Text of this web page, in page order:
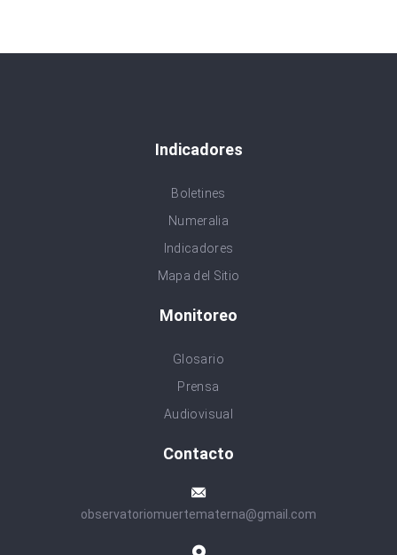
Indicadores
Boletines
Numeralia
Indicadores
Mapa del Sitio
Monitoreo
Glosario
Prensa
Audiovisual
Contacto
observatoriomuertematerna@gmail.com